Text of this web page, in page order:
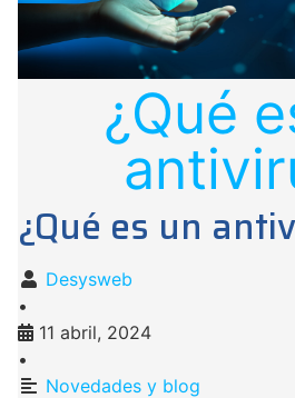
¿Qué
¿Qué es un
Desysweb
•
11 abril, 2024
•
Novedades y blog